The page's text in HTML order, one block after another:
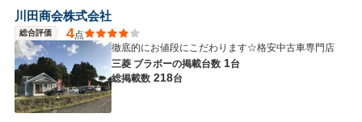
川田商会株式会社
総合評価 4点
徹底的にお値段にこだわります☆格安中古車専門店
三菱 ブラボーの掲載台数 1台
総掲載数 218台